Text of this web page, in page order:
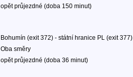
opět průjezdné (doba 150 minut)
Bohumín (exit 372) - státní hranice PL (exit 377)
Oba směry
opět průjezdné (doba 36 minut)